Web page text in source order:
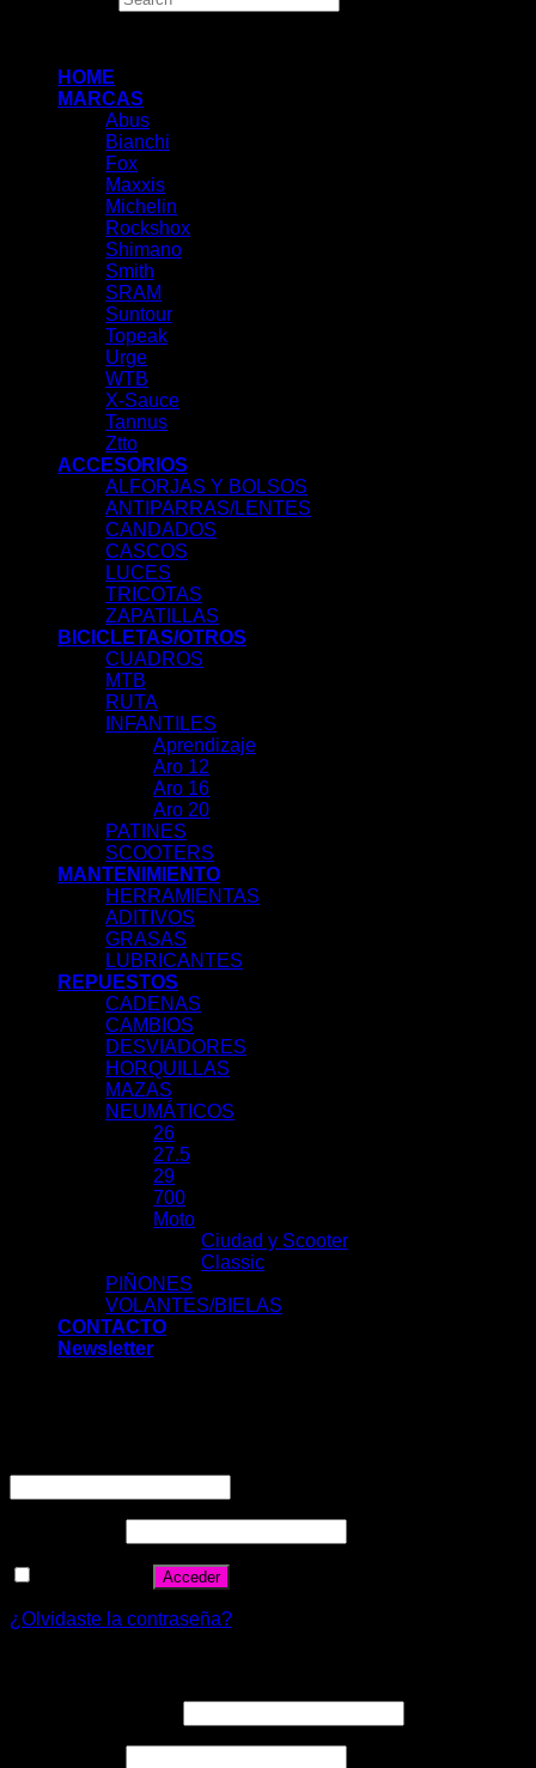
HOME
MARCAS
Abus
Bianchi
Fox
Maxxis
Michelin
Rockshox
Shimano
Smith
SRAM
Suntour
Topeak
Urge
WTB
X-Sauce
Tannus
Ztto
ACCESORIOS
ALFORJAS Y BOLSOS
ANTIPARRAS/LENTES
CANDADOS
CASCOS
LUCES
TRICOTAS
ZAPATILLAS
BICICLETAS/OTROS
CUADROS
MTB
RUTA
INFANTILES
Aprendizaje
Aro 12
Aro 16
Aro 20
PATINES
SCOOTERS
MANTENIMIENTO
HERRAMIENTAS
ADITIVOS
GRASAS
LUBRICANTES
REPUESTOS
CADENAS
CAMBIOS
DESVIADORES
HORQUILLAS
MAZAS
NEUMÁTICOS
26
27.5
29
700
Moto
Ciudad y Scooter
Classic
PIÑONES
VOLANTES/BIELAS
CONTACTO
Newsletter
Acceder
¿Olvidaste la contraseña?